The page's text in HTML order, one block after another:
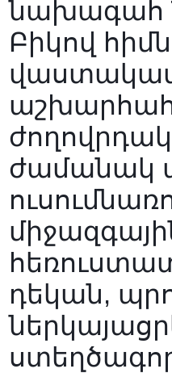
նախագահ
Բիկով
ժամանակ
դեկան,